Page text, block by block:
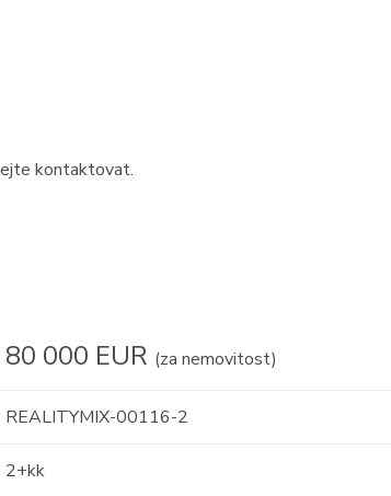
kontaktovat.
80 000 EUR (za nemovitost)
REALITYMIX-00116-2
2+kk